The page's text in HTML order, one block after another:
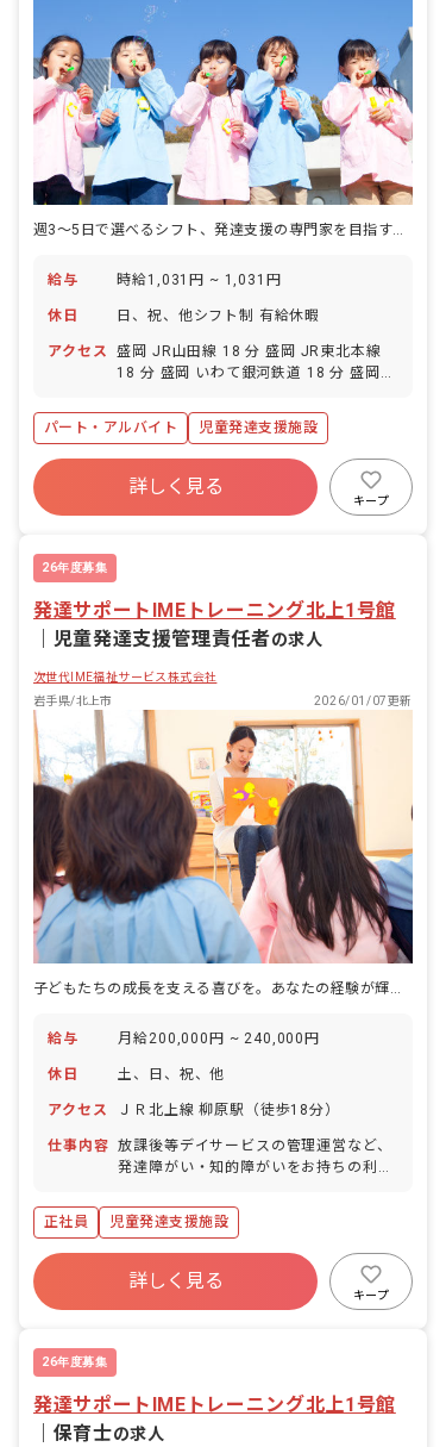
週3～5日で選べるシフト、発達支援の専門家を目指す保育士へ
給与 時給1,031円 ~ 1,031円
休日 日、祝、他シフト制 有給休暇
アクセス
盛岡 JR山田線 18 分 盛岡 JR東北本線
18 分 盛岡 いわて銀河鉄道 18 分 盛岡
線 18 分
パート・アルバイト 児童発達支援施設
詳しく見る
キープ
26年度募集
発達サポートIMEトレーニング北上1号館
児童発達支援管理責任者の求人
次世代IME福祉サービス株式会社
岩手県/北上市
2026/01/07更新
子どもたちの成長を支える喜びを。あなたの経験が輝く場所がここにあります。
給与 月給200,000円 ~ 240,000円
休日 土、日、祝、他
アクセス ＪＲ北上線 柳原駅（徒歩18分）
仕事内容 放課後等デイサービスの管理運営など、
発達障がい・知的障がいをお持ちの利用
ート、個別支援計画作成、送迎
正社員 児童発達支援施設
詳しく見る
キープ
26年度募集
発達サポートIMEトレーニング北上1号館
保育士の求人